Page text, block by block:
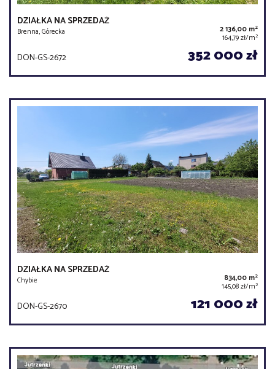
DZIAŁKA NA SPRZEDAŻ
Brenna, Górecka 2 136,00 m2
164,79 zł/m2
DON-GS-2672 352 000 zł
DZIAŁKA NA SPRZEDAŻ
Chybie 834,00 m2
145,08 zł/m2
DON-GS-2670 121 000 zł